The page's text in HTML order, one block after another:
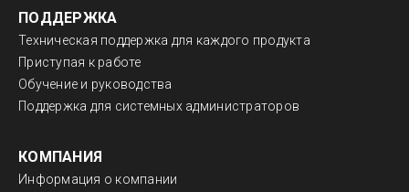
ПОДДЕРЖКА
Техническая поддержка для каждого продукта
Приступая к работе
Обучение и руководства
Поддержка для системных администраторов
КОМПАНИЯ
Информация о компании